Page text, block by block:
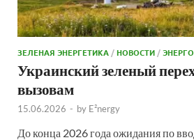
ЗЕЛЕНАЯ ЭНЕРГЕТИКА /НОВОСТИ /
Украинский зеленый
вызовам
15.06.2026 - by E²nergy
До конца 2026 года ожидания по